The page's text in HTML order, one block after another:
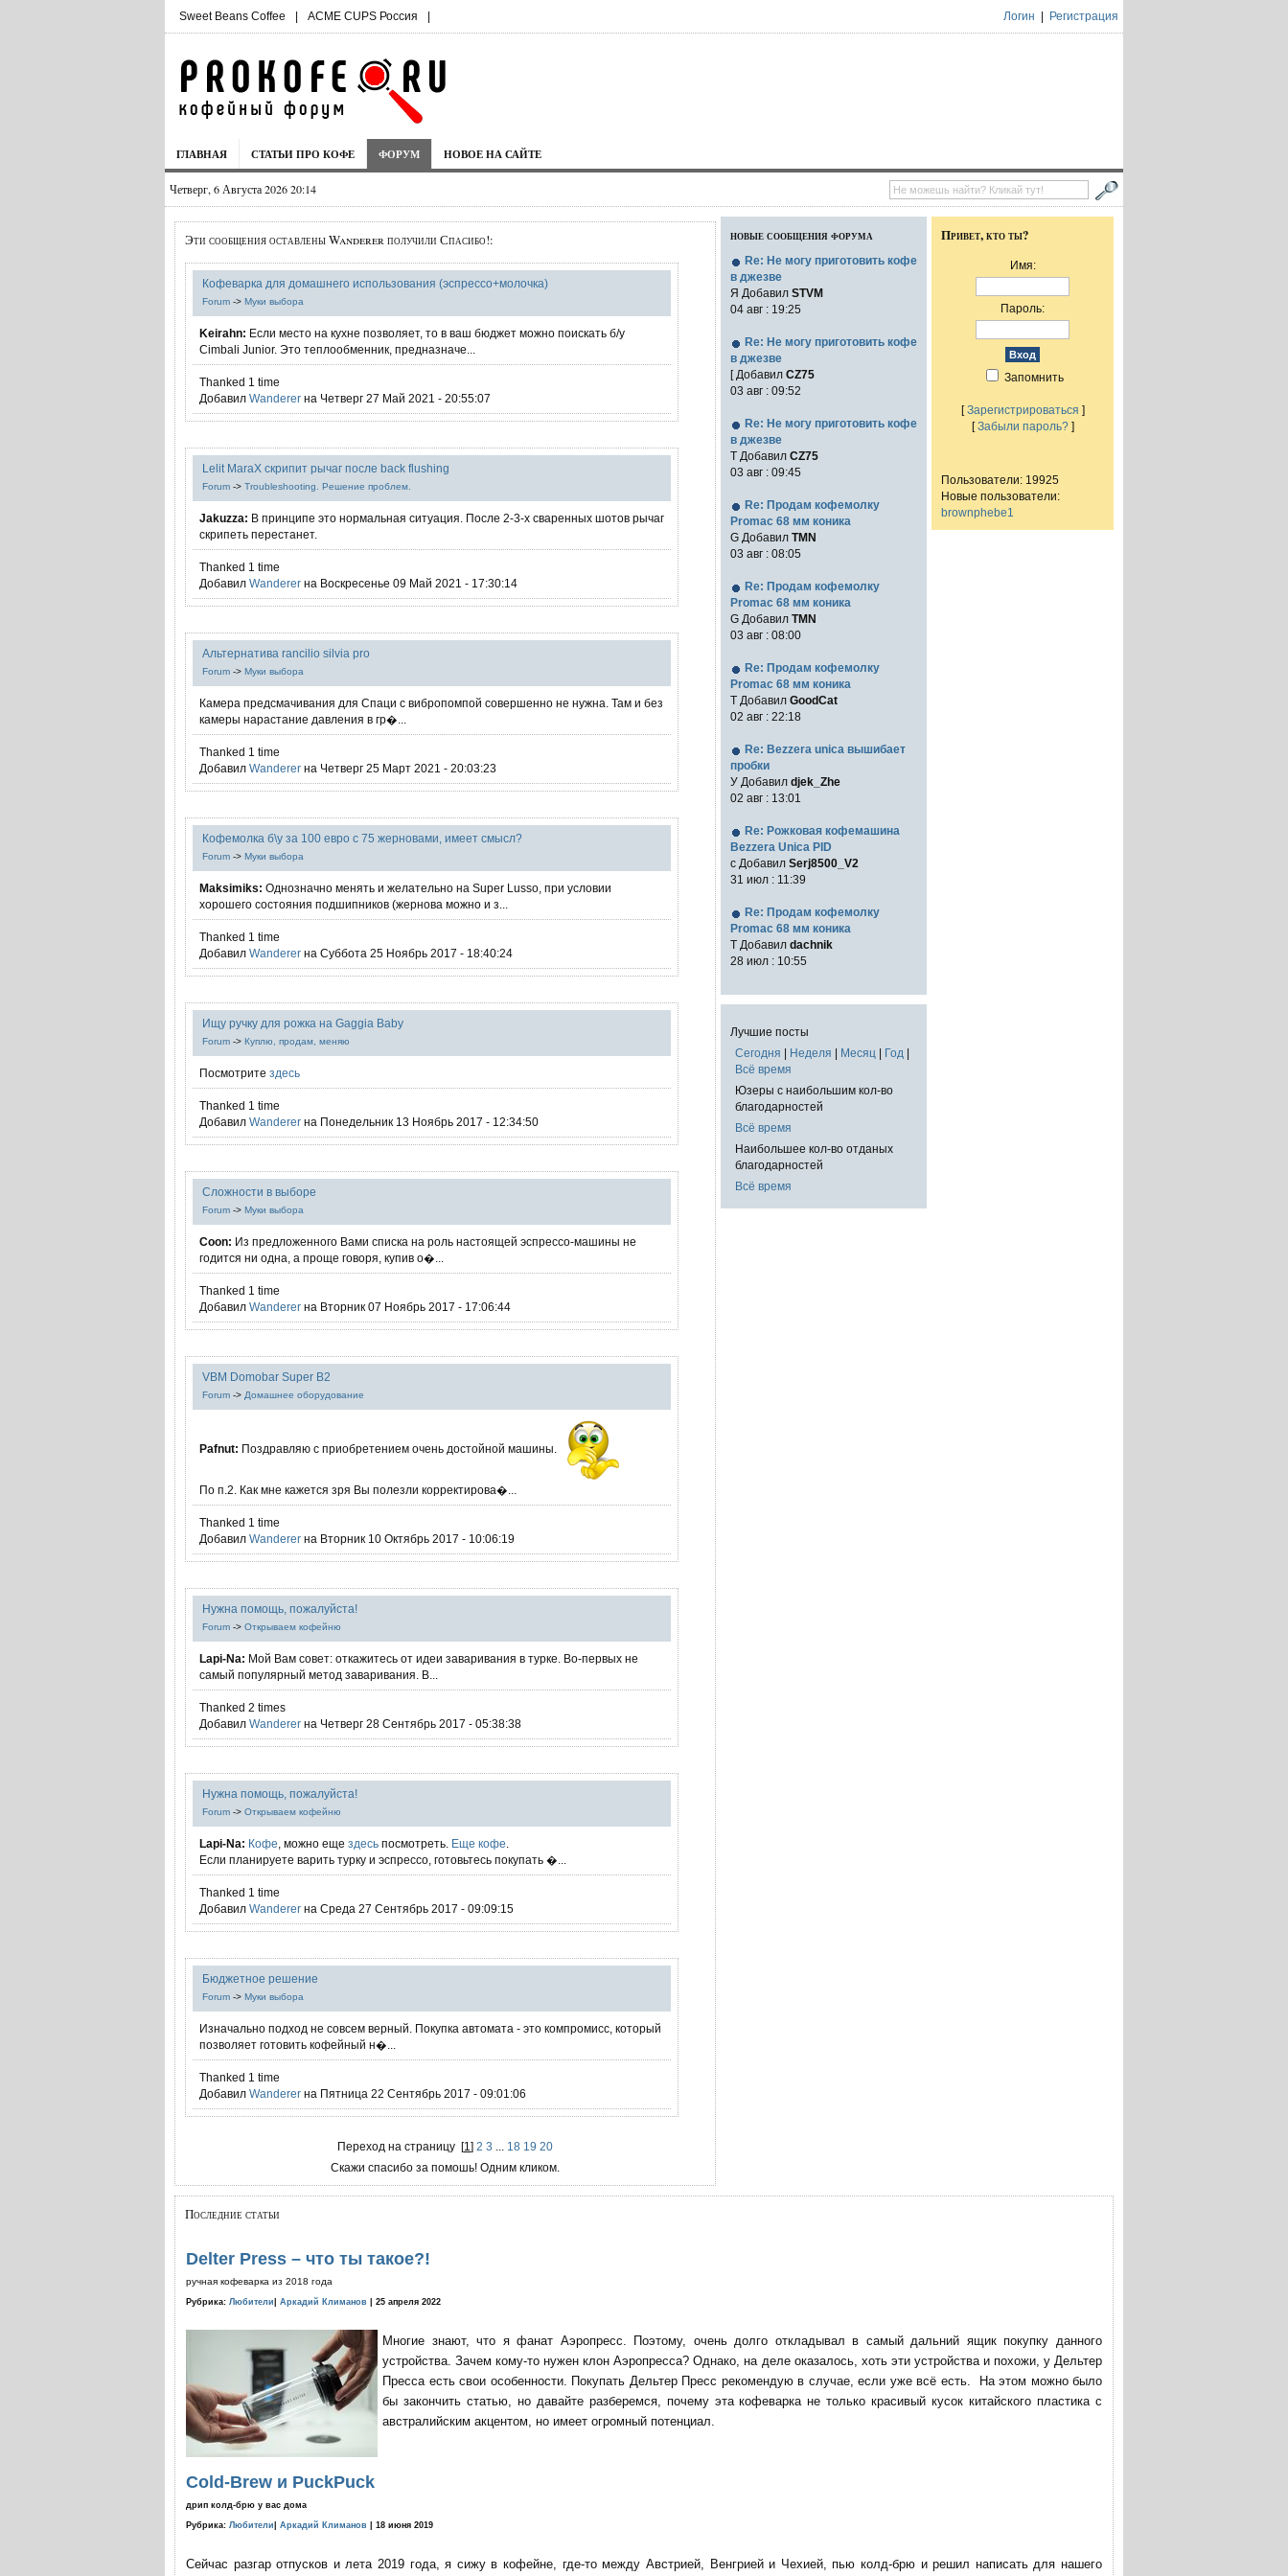
Sweet Beans Coffee | ACME CUPS Россия | Логин Регистрация
ГЛАВНАЯ СТАТЬИ ПРО КОФЕ ФОРУМ НОВОЕ НА САЙТЕ
Четверг, 6 Августа 2026 20:14
Эти сообщения оставлены Wanderer получили Спасибо!:
Кофеварка для домашнего использования (эспрессо+молочка)
Forum -> Муки выбора
Keirahn: Если место на кухне позволяет, то в ваш бюджет можно поискать б/у
Cimbali Junior. Это теплообменник, предназначе...
Thanked 1 time
Добавил Wanderer на Четверг 27 Май 2021 - 20:55:07
Lelit MaraX скрипит рычаг после back flushing
Forum -> Troubleshooting. Решение проблем.
Jakuzza: В принципе это нормальная ситуация. После 2-3-х сваренных шотов рычаг
скрипеть перестанет.
Thanked 1 time
Добавил Wanderer на Воскресенье 09 Май 2021 - 17:30:14
Альтернатива rancilio silvia pro
Forum -> Муки выбора
Камера предсмачивания для Спаци с вибропомпой совершенно не нужна. Там и без
камеры нарастание давления в гр�...
Thanked 1 time
Добавил Wanderer на Четверг 25 Март 2021 - 20:03:23
Кофемолка б\у за 100 евро с 75 жерновами, имеет смысл?
Forum -> Муки выбора
Maksimiks: Однозначно менять и желательно на Super Lusso, при условии
хорошего состояния подшипников (жернова можно и з...
Thanked 1 time
Добавил Wanderer на Суббота 25 Ноябрь 2017 - 18:40:24
Ищу ручку для рожка на Gaggia Baby
Forum -> Куплю, продам, меняю
Посмотрите здесь
Thanked 1 time
Добавил Wanderer на Понедельник 13 Ноябрь 2017 - 12:34:50
Сложности в выборе
Forum -> Муки выбора
Coon: Из предложенного Вами списка на роль настоящей эспрессо-машины не
годится ни одна, а проще говоря, купив о�...
Thanked 1 time
Добавил Wanderer на Вторник 07 Ноябрь 2017 - 17:06:44
VBM Domobar Super B2
Forum -> Домашнее оборудование
Pafnut: Поздравляю с приобретением очень достойной машины.
По п.2. Как мне кажется зря Вы полезли корректирова�...
Thanked 1 time
Добавил Wanderer на Вторник 10 Октябрь 2017 - 10:06:19
Нужна помощь, пожалуйста!
Forum -> Открываем кофейню
Lapi-Na: Мой Вам совет: откажитесь от идеи заваривания в турке. Во-первых не
самый популярный метод заваривания. В...
Thanked 2 times
Добавил Wanderer на Четверг 28 Сентябрь 2017 - 05:38:38
Нужна помощь, пожалуйста!
Forum -> Открываем кофейню
Lapi-Na: Кофе , можно еще здесь посмотреть. Еще кофе
Если планируете варить турку и эспрессо, готовьтесь покупать �...
Thanked 1 time
Добавил Wanderer на Среда 27 Сентябрь 2017 - 09:09:15
Бюджетное решение
Forum -> Муки выбора
Изначально подход не совсем верный. Покупка автомата - это компромисс, который
позволяет готовить кофейный н�...
Thanked 1 time
Добавил Wanderer на Пятница 22 Сентябрь 2017 - 09:01:06
Переход на страницу [1 ] 2 3 18 19 20
Скажи спасибо за помошь! Одним кликом.
новые сообщения форума
Re: Не могу приготовить кофе
в джезве
Я Добавил STVM
04 авг : 19:25
Re: Не могу приготовить кофе
в джезве
[ Добавил CZ75
03 авг : 09:52
Re: Не могу приготовить кофе
в джезве
Т Добавил CZ75
03 авг : 09:45
Re: Продам кофемолку
Promac 68 мм коника
G Добавил TMN
03 авг : 08:05
Re: Продам кофемолку
Promac 68 мм коника
G Добавил TMN
03 авг : 08:00
Re: Продам кофемолку
Promac 68 мм коника
T Добавил GoodCat
02 авг : 22:18
Re: Bezzera unica вышибает
пробки
У Добавил djek_Zhe
02 авг : 13:01
Re: Рожковая кофемашина
Bezzera Unica PID
с Добавил Serj8500_V2
31 июл : 11:39
Re: Продам кофемолку
Promac 68 мм коника
T Добавил dachnik
28 июл : 10:55
Лучшие посты
Сегодня | Неделя | Месяц | Год |
Всё время
Юзеры с наибольшим кол-во
благодарностей
Всё время
Наибольшее кол-во отданых
благодарностей
Всё время
Привет, кто ты?
Имя:
Пароль:
Запомнить
[Зарегистрироваться ]
[Забыли пароль?]
Пользователи: 19925
Новые пользователи:
brownphebe1
Последние статьи
Delter Press – что ты такое?!
ручная кофеварка из 2018 года
Рубрика: Любители Аркадий Климанов | 25 апреля 2022
Многие знают, что я фанат Аэропресс. Поэтому, очень долго откладывал в самый дальний ящик покупку данного
устройства. Зачем кому-то нужен клон Аэропресса? Однако, на деле оказалось, хоть эти устройства и похожи, у Дельтер
Пресса есть свои особенности. Покупать Дельтер Пресс рекомендую в случае, если уже всё есть. На этом можно было
бы закончить статью, но давайте разберемся, почему эта кофеварка не только красивый кусок китайского пластика с
австралийским акцентом, но имеет огромный потенциал.
Cold-Brew и PuckPuck
дрип колд-брю у вас дома
Рубрика: Любители Аркадий Климанов | 18 июня 2019
Сейчас разгар отпусков и лета 2019 года, я сижу в кофейне, где-то между Австрией, Венгрией и Чехией, пью колд-брю и решил написать для нашего